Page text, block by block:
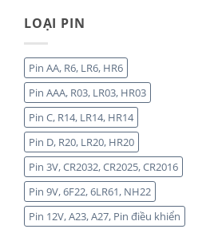
LOẠI PIN
Pin AA, R6, LR6, HR6
Pin AAA, R03, LR03, HR03
Pin C, R14, LR14, HR14
Pin D, R20, LR20, HR20
Pin 3V, CR2032, CR2025, CR2016
Pin 9V, 6F22, 6LR61, NH22
Pin 12V, A23, A27, Pin điều khiển